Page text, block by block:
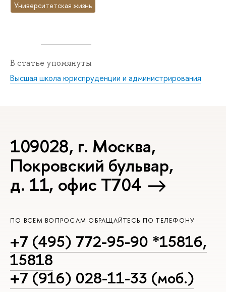
Университетская жизнь
В статье упомянуты
Высшая школа юриспруденции и администрирования
109028, г. Москва,
Покровский бульвар,
д. 11, офис Т704
ПО ВСЕМ ВОПРОСАМ ОБРАЩАЙТЕСЬ ПО ТЕЛЕФОНУ
+7 (495) 772-95-90 *15816,
15818
+7 (916) 028-11-33 (моб.)